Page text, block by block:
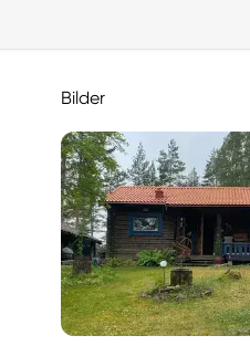
Bilder